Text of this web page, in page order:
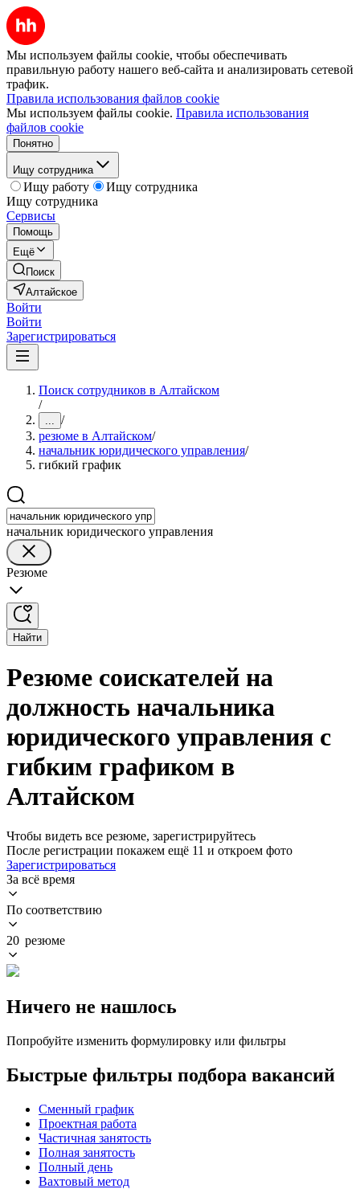
Мы используем файлы cookie, чтобы обеспечивать
правильную работу нашего веб-сайта и анализировать сетевой
трафик.
Правила использования файлов cookie
Мы используем файлы cookie. Правила использования
файлов cookie
Понятно
Ищу сотрудника
Ищу работу
Ищу сотрудника
Ищу сотрудника
Сервисы
Помощь
Ещё
Поиск
Алтайское
Войти
Войти
Зарегистрироваться
Поиск сотрудников в Алтайском
/
... /
резюме в Алтайском/
начальник юридического управления/
гибкий график
начальник юридического управления
Резюме
Найти
Резюме соискателей на
должность начальника
юридического управления с
гибким графиком в
Алтайском
Чтобы видеть все резюме, зарегистрируйтесь
После регистрации покажем ещё 11 и откроем фото
Зарегистрироваться
За всё время
По соответствию
20 резюме
Ничего не нашлось
Попробуйте изменить формулировку или фильтры
Быстрые фильтры подбора вакансий
Сменный график
Проектная работа
Частичная занятость
Полная занятость
Полный день
Вахтовый метод